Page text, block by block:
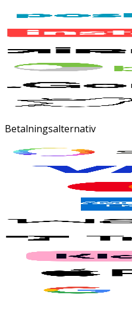
Betalningsalternativ